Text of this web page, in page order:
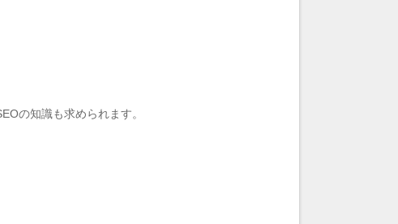
の知識も求められます。